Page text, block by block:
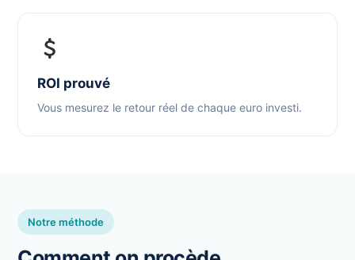
ROI prouvé
Vous mesurez le retour réel de chaque euro investi.
Notre méthode